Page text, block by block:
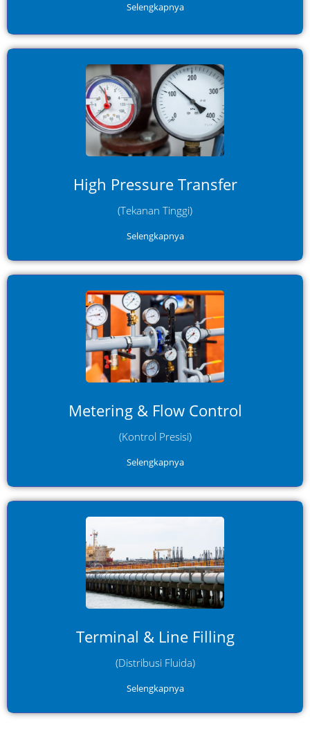
Selengkapnya
High Pressure Transfer
(Tekanan Tinggi)
Selengkapnya
Dirancang untuk menangani aliran fluida bertekanan
tinggi pada sistem pipeline, memastikan performa stabil
Metering & Flow Control
(Kontrol Presisi)
Selengkapnya
Menjaga aliran tetap stabil dan terukur untuk
mendukung akurasi sistem metering serta efisiensi
Terminal & Line Filling
(Distribusi Fluida)
Selengkapnya
Digunakan dalam proses pengisian pipeline dan
terminal untuk memastikan distribusi fluida berjalan